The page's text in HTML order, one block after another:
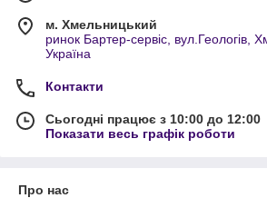
м. Хмельницький
ринок Бартер-сервіс, вул.Геологів,
Україна
Контакти
Сьогодні працює з 10:00 до 12:00
Показати весь графік роботи
Про нас